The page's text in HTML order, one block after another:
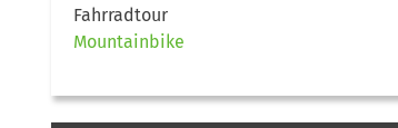
Fahrradtour
Mountainbike